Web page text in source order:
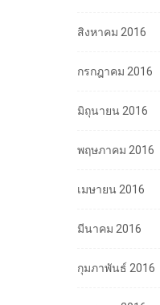
สิงหาคม 2016
กรกฎาคม 2016
มิถุนายน 2016
พฤษภาคม 2016
เมษายน 2016
มีนาคม 2016
กุมภาพันธ์ 2016